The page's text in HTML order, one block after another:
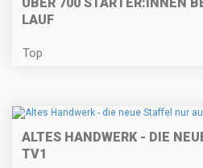
LAUF
Top
ALTES HANDWERK - DIE
TV1